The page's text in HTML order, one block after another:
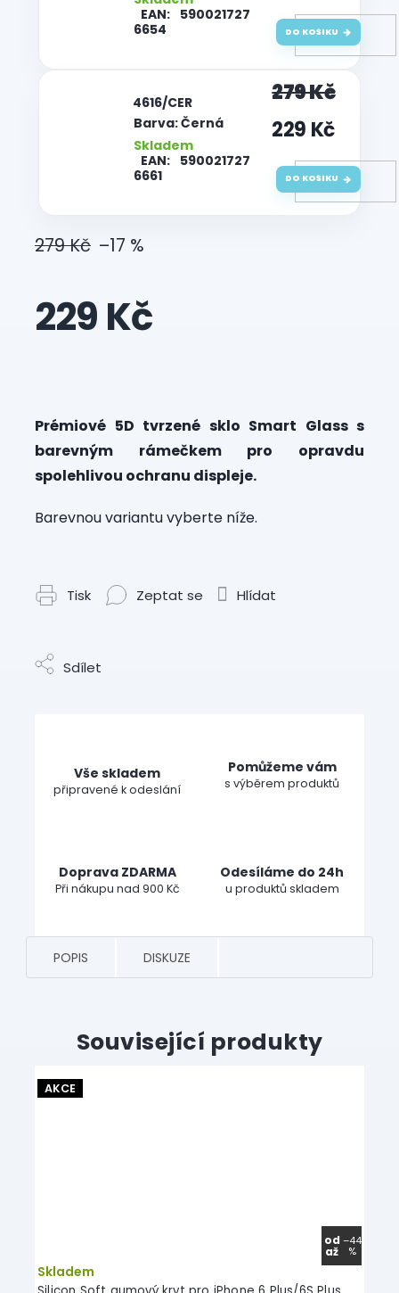
EAN: 590021727
6654
DO KOŠÍKU
Barva: Černá
Skladem
| 4616/CER
EAN: 590021727
6661
279 Kč
229 Kč
DO KOŠÍKU
279 Kč –17 %
229 Kč
Prémiové 5D tvrzené sklo Smart Glass s
barevným rámečkem pro opravdu
spolehlivou ochranu displeje.
Barevnou variantu vyberte níže.
Tisk Zeptat se Hlídat
Sdílet
Vše skladem
připravené k odeslání
Pomůžeme vám
s výběrem produktů
Doprava ZDARMA
Při nákupu nad 900 Kč
Odesíláme do 24h
u produktů skladem
POPIS DISKUZE
Související produkty
AKCE
od
až
–44
%
Skladem